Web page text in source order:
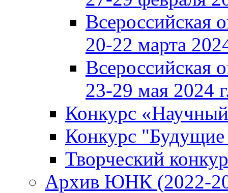
Всероссийская
20-22 марта
Всероссийская
23-29 мая 2024
Конкурс
Конкурс
Творческий
Архив ЮНК (2022-